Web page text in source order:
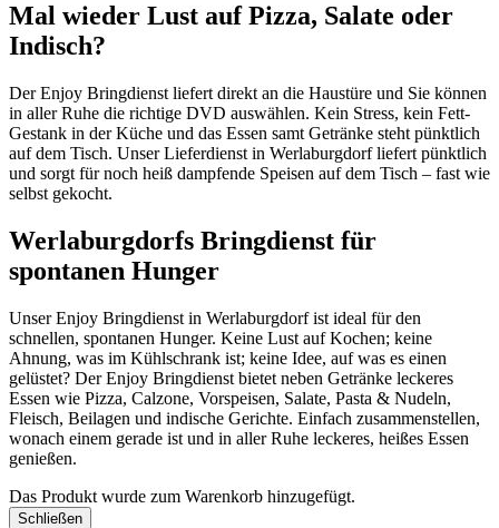
Mal wieder Lust auf Pizza, Salate oder
Indisch?
Der Enjoy Bringdienst liefert direkt an die Haustüre und Sie können
in aller Ruhe die richtige DVD auswählen. Kein Stress, kein Fett-
Gestank in der Küche und das Essen samt Getränke steht pünktlich
auf dem Tisch. Unser Lieferdienst in Werlaburgdorf liefert pünktlich
und sorgt für noch heiß dampfende Speisen auf dem Tisch – fast wie
selbst gekocht.
Werlaburgdorfs Bringdienst für
spontanen Hunger
Unser Enjoy Bringdienst in Werlaburgdorf ist ideal für den
schnellen, spontanen Hunger. Keine Lust auf Kochen; keine
Ahnung, was im Kühlschrank ist; keine Idee, auf was es einen
gelüstet? Der Enjoy Bringdienst bietet neben Getränke leckeres
Essen wie Pizza, Calzone, Vorspeisen, Salate, Pasta & Nudeln,
Fleisch, Beilagen und indische Gerichte. Einfach zusammenstellen,
wonach einem gerade ist und in aller Ruhe leckeres, heißes Essen
genießen.
Das Produkt wurde zum Warenkorb hinzugefügt.
Schließen